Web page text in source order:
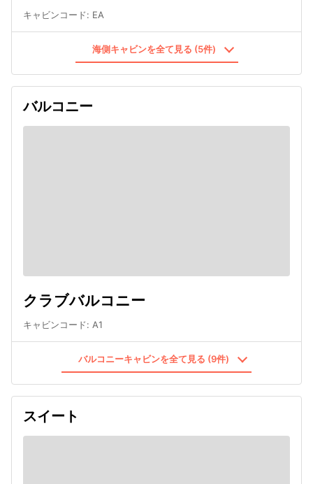
キャビンコード: EA
海側キャビンを全て見る (5件)
バルコニー
クラブバルコニー
キャビンコード: A1
バルコニーキャビンを全て見る (9件)
スイート